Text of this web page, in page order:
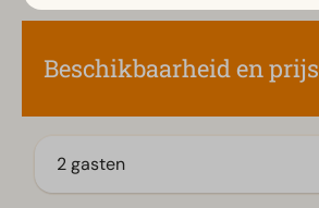
Veranda
Familie/Kinderen
Kinderstoel
Keuken
Beschikbaarheid en prijs
2 gasten